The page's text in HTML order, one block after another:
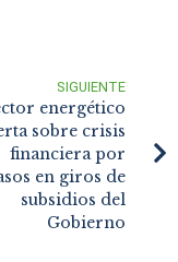
SIGUIENTE
energético
sobre crisis
financiera por
en giros de
subsidios del
Gobierno